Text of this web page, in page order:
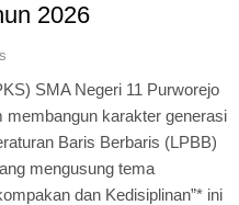
2026
SMA Negeri 11 Purworejo
karakter generasi
Baris Berbaris (LPBB)
mengusung tema
dan Kedisiplinan”* ini